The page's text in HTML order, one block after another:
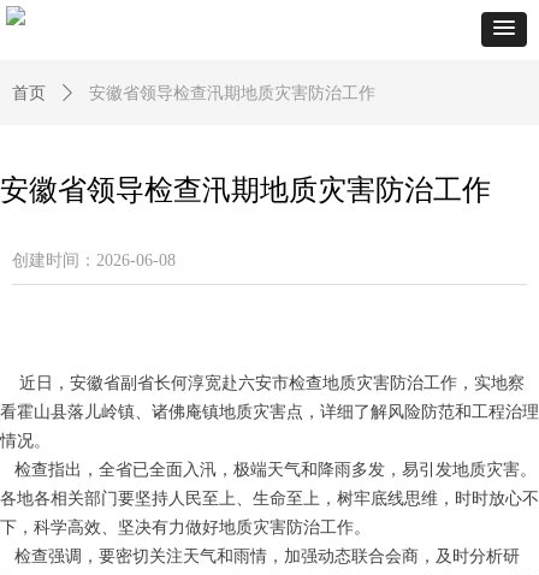
首页 ꄲ 安徽省领导检查汛期地质灾害防治工作
安徽省领导检查汛期地质灾害防治工作
创建时间： 2026-06-08
近日，安徽省副省长何淳宽赴六安市检查地质灾害防治工作，实地察
看霍山县落儿岭镇、诸佛庵镇地质灾害点，详细了解风险防范和工程治理
情况。
检查指出，全省已全面入汛，极端天气和降雨多发，易引发地质灾害。
各地各相关部门要坚持人民至上、生命至上，树牢底线思维，时时放心不
下，科学高效、坚决有力做好地质灾害防治工作。
检查强调，要密切关注天气和雨情，加强动态联合会商，及时分析研